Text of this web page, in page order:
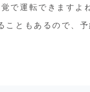
で運転できます
こともあるので、予